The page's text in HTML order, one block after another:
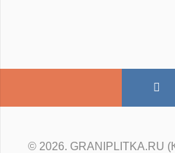
© 2026. GRANIPLITKA.RU